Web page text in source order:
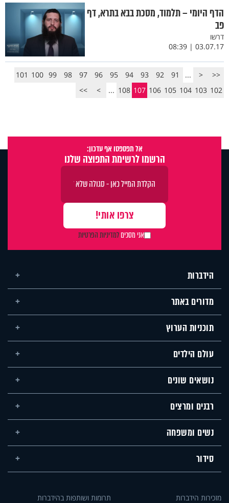
הדף היומי – תלמוד, מסכת בבא בתרא, דף
פב
דרשו
03.07.17 | 08:39
<<
<
...
91
92
93
94
95
96
97
98
99
100
101
102
103
104
105
106
107
108
...
>
>>
אל תפספסו אף עדכון:
הרשמו לרשימת התפוצה שלנו
אני מסכיםלמדיניות הפרטיות
הידברות
מדורים באתר
תוכניות הערוץ
עולם הילדים
נושאים שונים
רבנים ומרצים
נשים ומשפחה
סידור
מזכירות הידברות תרומות ושותפות בהידברות